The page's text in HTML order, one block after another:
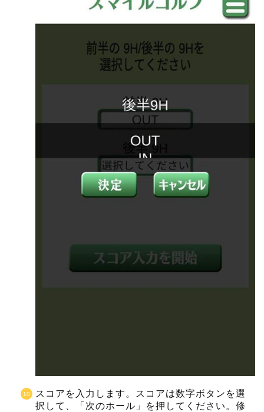
スコアを入力します。スコアは数字ボタンを選
択して、「次のホール」を押してください。修